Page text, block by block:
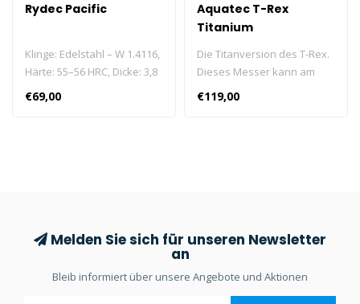
Rydec Pacific
Klinge: Edelstahl – W 1.4116,
Härte: 55–56 HRC, Dicke: 3,8
mm – 0,149 Zoll, Gewicht:
230 g – 8,11 Unzen,
€69,00
Aquatec T-Rex
Titanium
Die Titanversion des T-Rex.
Dieses Messer kann am
Bein oder am Bleigürtel
befestigt werden.
€119,00
Melden Sie sich für unseren Newsletter
an
Bleib informiert über unsere Angebote und Aktionen